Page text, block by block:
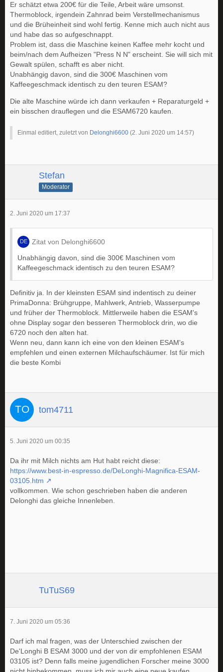
Er schätzt etwa 200€ für die Teile, Arbeit wäre umsonst.
Thermoblock, irgendein Zahnrad beim Verstellmechanismus
und die Brüheinheit sind wohl fertig. Kenne mich auch nicht aus
und habe das so aufgeschnappt.
Problem ist, dass die Maschine keinen Kaffee mehr kocht und
beim/nach dem Aufheizen "Press N N" erscheint. Sie will sich mit
Gewalt spülen, schafft es aber nicht.
Unabhängig davon, sind die 300€ Maschinen vom
Kaffeegeschmack identisch zu den teuren ESAM?
Die alte Maschine würde ich dann verkaufen + Reparaturgeld +
ein bisschen drauflegen und die ESAM6720 kaufen.
Einmal editiert, zuletzt von Delonghi6600 (2. Juni 2020 um 14:57)
Stefan
Moderator
2. Juni 2020 um 17:37
Zitat von Delonghi6600
Unabhängig davon, sind die 300€ Maschinen vom
Kaffeegeschmack identisch zu den teuren ESAM?
Definitiv ja. In der kleinsten ESAM sind indentisch zu deiner
PrimaDonna: Brühgruppe, Mahlwerk, Antrieb, Wasserpumpe
und früher der Thermoblock. Mittlerweile haben die ESAM's
ohne Display sogar den besseren Thermoblock drin, wo die
6720 noch den alten hat.
Wenn neu, dann kann ich eine von den kleinen ESAM's
empfehlen und einen externen Milchaufschäumer. Ist für mich
die beste Kombi
tom4711
5. Juni 2020 um 00:35
Da ihr mit Milch nichts am Hut habt reicht diese:
https://www.best-in-espresso.de/DeLonghi-Magnifica-ESAM-
03105.htm
vollkommen. Wie schon geschrieben haben die anderen
Delonghi das gleiche Innenleben.
TuTuS69
7. Juni 2020 um 05:36
Darf ich mal fragen, was der Unterschied zwischen der
De'Longhi B ESAM 3000 und der von dir empfohlenen ESAM
03105 ist? Denn falls meine jugendlichen Forscher meine 3000